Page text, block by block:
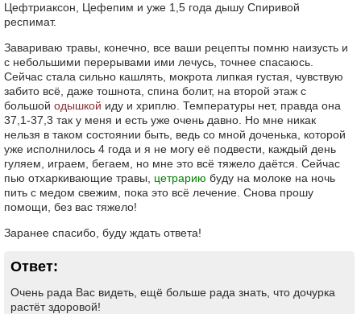
Цефтриаксон, Цефепим и уже 1,5 года дышу Спиривой
респимат.
Завариваю травы, конечно, все ваши рецепты помню наизусть и
с небольшими перерывами ими лечусь, точнее спасаюсь.
Сейчас стала сильно кашлять, мокрота липкая густая, чувствую
забито всё, даже тошнота, спина болит, на второй этаж с
большой одышкой иду и хриплю. Температуры нет, правда она
37,1-37,3 так у меня и есть уже очень давно. Но мне никак
нельзя в таком состоянии быть, ведь со мной доченька, которой
уже исполнилось 4 года и я не могу её подвести, каждый день
гуляем, играем, бегаем, но мне это всё тяжело даётся. Сейчас
пью отхаркивающие травы, цетрарию буду на молоке на ночь
пить с медом свежим, пока это всё лечение. Снова прошу
помощи, без вас тяжело!
Заранее спасибо, буду ждать ответа!
Ответ:
Очень рада Вас видеть, ещё больше рада знать, что дочурка
растёт здоровой!